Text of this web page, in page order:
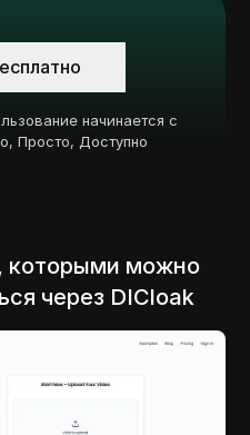
начинается с
Просто, Доступно
которыми можно
через DICloak